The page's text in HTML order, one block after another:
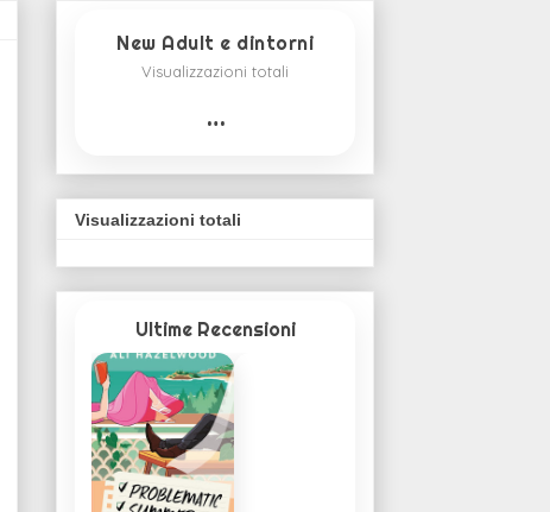
New Adult e dintorni
Visualizzazioni totali
…
Visualizzazioni totali
Ultime Recensioni